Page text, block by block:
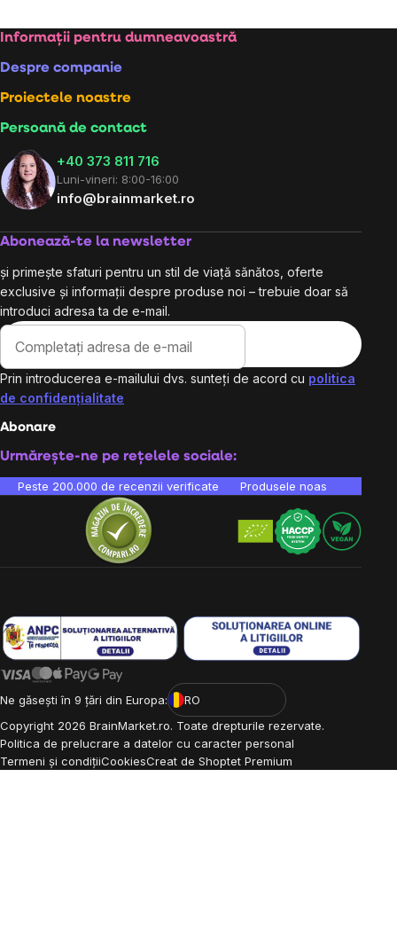
Subsol
Informații pentru dumneavoastră
Despre companie
Proiectele noastre
Persoană de contact
+40 373 811 716
Luni-vineri: 8:00-16:00
info@brainmarket.ro
Abonează-te la newsletter
și primește sfaturi pentru un stil de viață sănătos, oferte
exclusive și informații despre produse noi – trebuie doar să
introduci adresa ta de e-mail.
Prin introducerea e-mailului dvs. sunteți de acord cu politica
de confidențialitate
Abonare
Urmărește-ne pe rețelele sociale:
Peste 200.000 de recenzii verificate Produsele noastre sunt
Ne găsești în 9 țări din Europa:
RO
Copyright 2026 BrainMarket.ro. Toate drepturile rezervate.
Politica de prelucrare a datelor cu caracter personal
Termeni și condițiiCookiesCreat de Shoptet Premium